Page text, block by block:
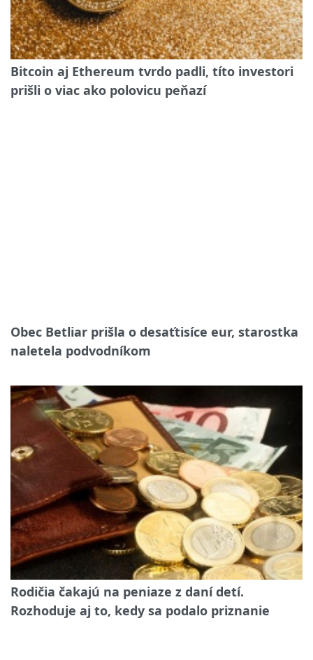
Bitcoin aj Ethereum tvrdo padli, títo investori
prišli o viac ako polovicu peňazí
Obec Betliar prišla o desaťtisíce eur, starostka
naletela podvodníkom
Rodičia čakajú na peniaze z daní detí.
Rozhoduje aj to, kedy sa podalo priznanie